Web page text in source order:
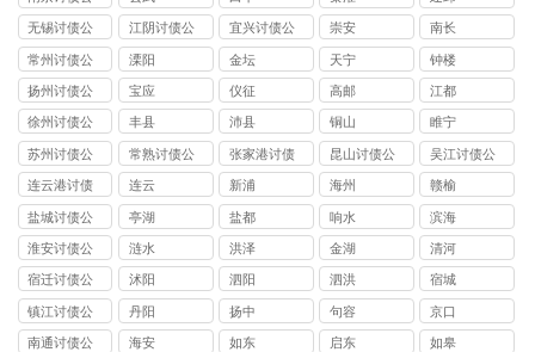
司
无锡讨债公
司
江阴讨债公
司
宜兴讨债公
司
崇安 南长
常州讨债公
司
溧阳 金坛 天宁 钟楼
扬州讨债公
司
宝应 仪征 高邮 江都
徐州讨债公
司
丰县 沛县 铜山 睢宁
苏州讨债公
司
常熟讨债公
司
张家港讨债
公司
昆山讨债公
司
吴江讨债公
司
连云港讨债
公司
连云 新浦 海州 赣榆
盐城讨债公
司
亭湖 盐都 响水 滨海
淮安讨债公
司
涟水 洪泽 金湖 清河
宿迁讨债公
司
沭阳 泗阳 泗洪 宿城
镇江讨债公
司
丹阳 扬中 句容 京口
南通讨债公
海安 如东 启东 如皋